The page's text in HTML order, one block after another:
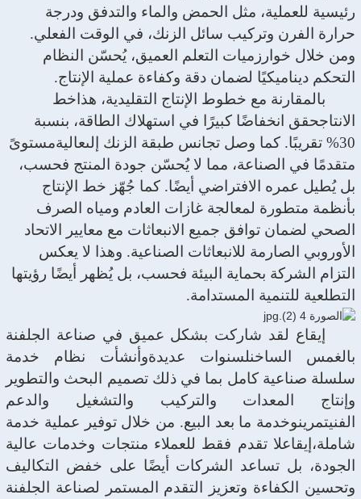
رئيسية للعملية، مثل الحمض والماء والتدفق ودرجة
حرارة الفرن وتركيب سائل الزنك، في الوقت الفعلي.
ومن خلال خوارزميات التعلم العميق، يُحسّن النظام
التحكم ديناميكيًا لضمان دقة وكفاءة عملية الإنتاج.
بالمقارنة مع خطوط الإنتاج التقليدية، هذا خط
الانتاجحقق انخفاضًا كبيرًا في استهلاك الطاقة، بنسبة
30% تقريبًا. كما وصل تجانس طبقة الزنك إلى
عاليةمستوىً
متقدمًا في الصناعة، مما لا يُحسّن جودة المنتج فحسب،
بل يُطيل عمره الافتراضي أيضًا. كما جُهّز خط الإنتاج
بأنظمة متطورة لمعالجة غازات العادم ومياه الصرف
الصحي لضمان توافق جميع الانبعاثات مع معايير الاتحاد
الأوروبي الصارمة للانبعاثات الصناعية. وهذا لا يعكس
التزام الشركة بحماية البيئة فحسب، بل يُظهر أيضًا رؤيتها
التطلعية للتنمية المستدامة.
إيقاع لقد شاركت بشكل عميق في صناعة الجلفنة
بالغمس الساخنلسنوات عديدةوأنشأت نظام خدمة
سلسلة صناعية كامل بما في ذلك تصميم البحث والتطوير
وإنتاج المعدات والتركيب والتشغيل والدعم
الفنيتمرينوخدمة ما بعد البيع. من خلال توفير عملية خدمة
شاملة،إيقاعلا تقدم فقط للعملاء منتجات وخدمات عالية
الجودة، بل تساعد الشركات أيضًا على خفض التكاليف
وتحسين الكفاءة وتعزيز التقدم المستمر لصناعة الجلفنة